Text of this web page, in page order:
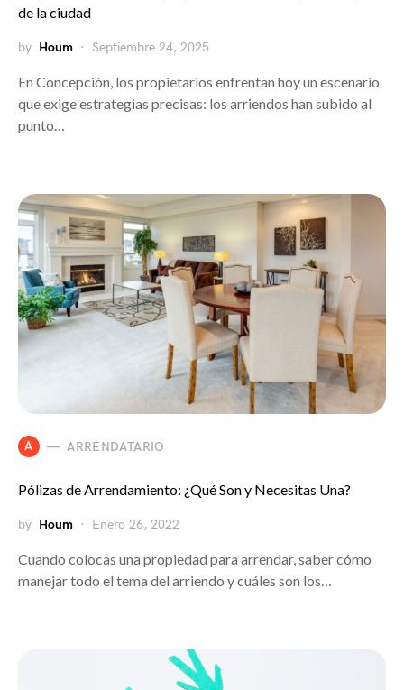
de la ciudad
by Houm Septiembre 24, 2025
En Concepción, los propietarios enfrentan hoy un escenario
que exige estrategias precisas: los arriendos han subido al
punto…
A ARRENDATARIO
Pólizas de Arrendamiento: ¿Qué Son y Necesitas Una?
by Houm Enero 26, 2022
Cuando colocas una propiedad para arrendar, saber cómo
manejar todo el tema del arriendo y cuáles son los…